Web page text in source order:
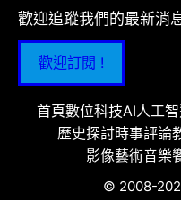
歡迎追蹤我們的最新消
歡迎訂閱 !
首頁數位科技AI人工
歷史探討時事評論
影像藝術音樂
© 2008-